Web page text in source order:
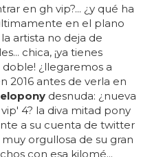
en gh vip?... ¿y qué ha
en el plano
artista no deja de
chica, ¡ya tienes
¿llegaremos a
2016 antes de verla en
desnuda: ¿nueva
4? la diva mitad pony
a su cuenta de twitter
orgullosa de su gran
con esa kilomé...